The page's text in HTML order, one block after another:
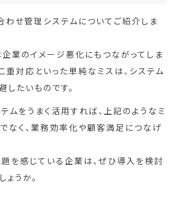
わせ管理システムについてご紹介しま
業のイメージ悪化にもつながってしま
重対応といった単純なミスは、システム
したいものです。
ムをうまく活用すれば、上記のようなミ
なく、業務効率化や顧客満足につなげ
を感じている企業は、ぜひ導入を検討
うか。